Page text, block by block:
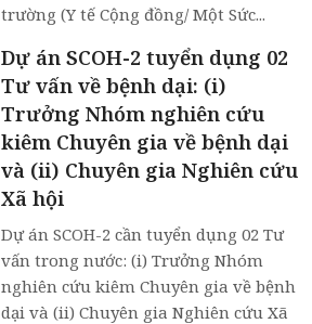
trường (Y tế Cộng đồng/ Một Sức...
Dự án SCOH-2 tuyển dụng 02
Tư vấn về bệnh dại: (i)
Trưởng Nhóm nghiên cứu
kiêm Chuyên gia về bệnh dại
và (ii) Chuyên gia Nghiên cứu
Xã hội
Dự án SCOH-2 cần tuyển dụng 02 Tư
vấn trong nước: (i) Trưởng Nhóm
nghiên cứu kiêm Chuyên gia về bệnh
dại và (ii) Chuyên gia Nghiên cứu Xã